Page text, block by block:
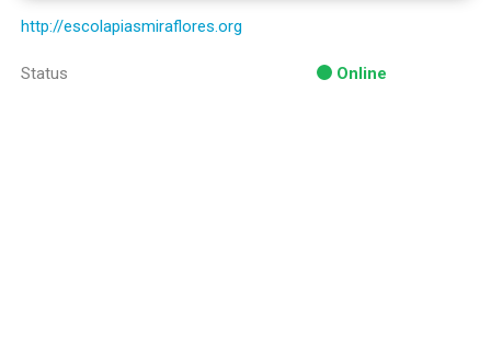
http://escolapiasmiraflores.org
Status Online